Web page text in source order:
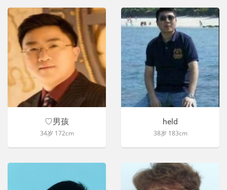
♡男孩
34岁 172cm
held
38岁 183cm